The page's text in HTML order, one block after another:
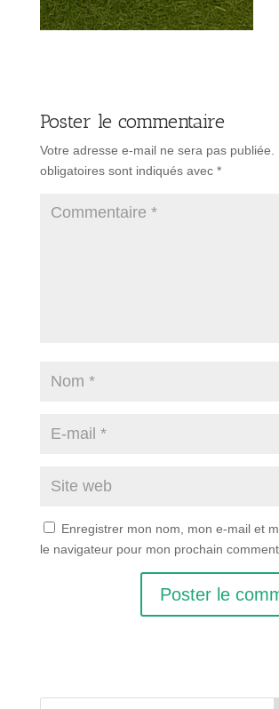
Poster le commentaire
Votre adresse e-mail ne sera pas publiée.
obligatoires sont indiqués avec *
Enregistrer mon nom, mon e-mail et
le navigateur pour mon prochain